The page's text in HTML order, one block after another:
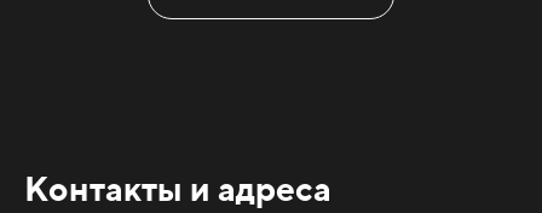
Контакты и адреса